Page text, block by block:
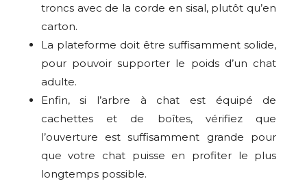
troncs avec de la corde en sisal, plutôt qu’en
carton.
La plateforme doit être suffisamment solide,
pour pouvoir supporter le poids d’un chat
adulte.
Enfin, si l’arbre à chat est équipé de
cachettes et de boîtes, vérifiez que
l’ouverture est suffisamment grande pour
que votre chat puisse en profiter le plus
longtemps possible.